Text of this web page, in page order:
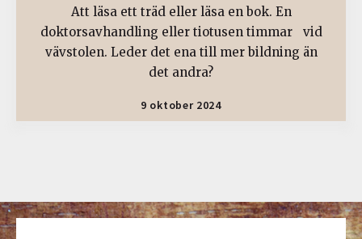
Att läsa ett träd eller läsa en bok. En
doktorsavhandling eller tiotusen timmar vid
vävstolen. Leder det ena till mer bildning än
det andra?
9 oktober 2024